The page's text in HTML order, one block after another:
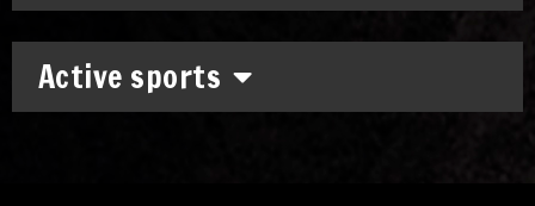
Active sports